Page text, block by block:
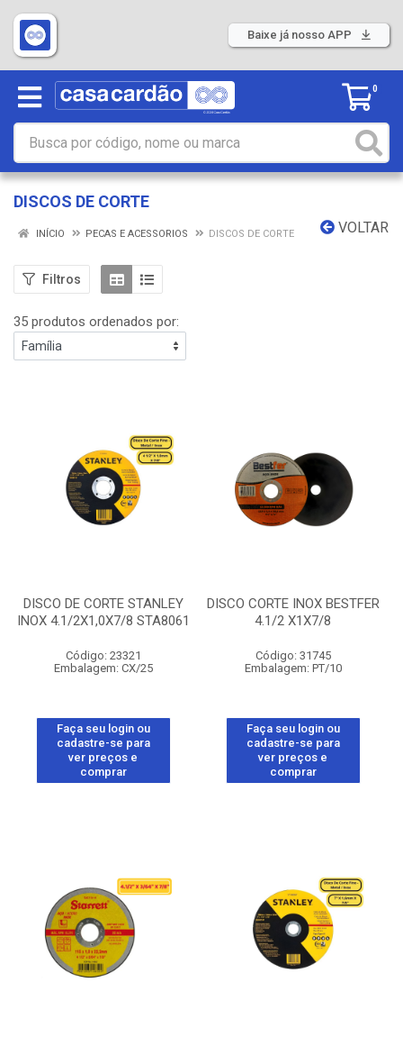
Baixe já nosso APP
0
DISCOS DE CORTE
VOLTAR
INÍCIO PECAS E ACESSORIOS DISCOS DE CORTE
Filtros
35 produtos ordenados por:
DISCO DE CORTE STANLEY
INOX 4.1/2X1,0X7/8 STA8061
Código: 23321
Embalagem: CX/25
Faça seu login ou
cadastre-se para
ver preços e
comprar
DISCO CORTE INOX BESTFER
4.1/2 X1X7/8
Código: 31745
Embalagem: PT/10
Faça seu login ou
cadastre-se para
ver preços e
comprar